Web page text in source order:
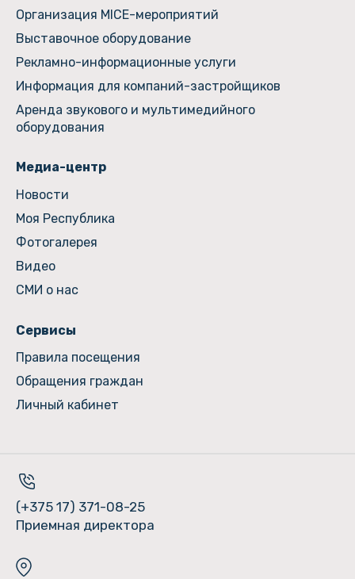
Организация MICE-мероприятий
Выставочное оборудование
Рекламно-информационные услуги
Информация для компаний-застройщиков
Аренда звукового и мультимедийного
оборудования
Медиа-центр
Новости
Моя Республика
Фотогалерея
Видео
СМИ о нас
Сервисы
Правила посещения
Обращения граждан
Личный кабинет
(+375 17) 371-08-25
Приемная директора